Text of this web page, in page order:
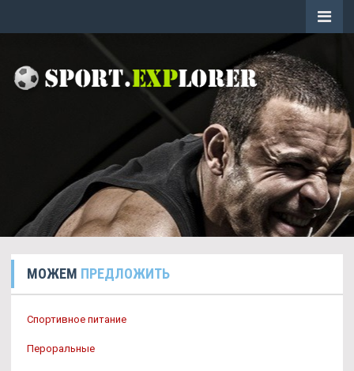
МОЖЕМ ПРЕДЛОЖИТЬ
Спортивное питание
Пероральные